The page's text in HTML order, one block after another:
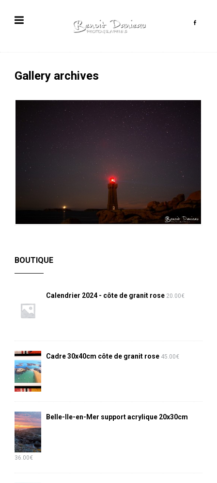
Gallery archives
BOUTIQUE
Calendrier 2024 - côte de granit rose 20.00€
Cadre 30x40cm côte de granit rose 45.00€
Belle-Ile-en-Mer support acrylique 20x30cm
36.00€